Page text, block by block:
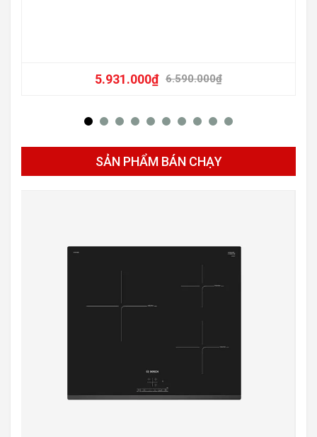
6.590.000₫
5.931.000₫
SẢN PHẨM BÁN CHẠY